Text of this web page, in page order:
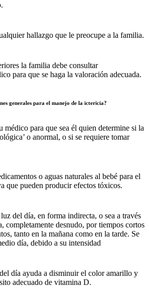
hallazgo que le preocupe a la familia.
la familia debe consultar
para que se haga la valoración adecuada.
generales para el manejo de la ictericia?
médico para que sea él quien determine si la
o anormal, o si se requiere tomar
o aguas naturales al bebé para el
que pueden producir efectos tóxicos.
del día, en forma indirecta, o sea a través
completamente desnudo, por tiempos cortos
tanto en la mañana como en la tarde. Se
día, debido a su intensidad
día ayuda a disminuir el color amarillo y
adecuado de vitamina D.